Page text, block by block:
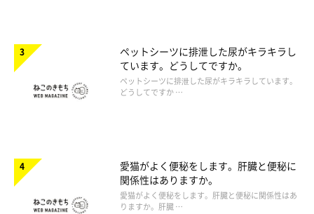
ペットシーツに排泄した尿がキラキラし
ています。どうしてですか。
ペットシーツに排泄した尿がキラキラしています。
どうしてですか …
愛猫がよく便秘をします。肝臓と便秘に
関係性はありますか。
愛猫がよく便秘をします。肝臓と便秘に関係性はあ
りますか。肝臓 …